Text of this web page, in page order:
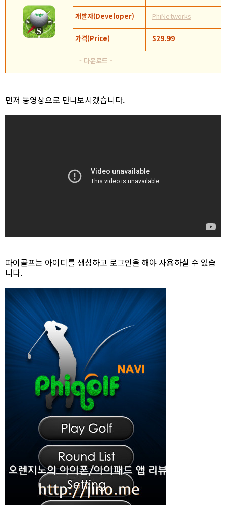
개발자(Developer) PhiNetworks
가격(Price) $29.99
- 다운로드 -
먼저 동영상으로 만나보시겠습니다.
파이골프는 아이디를 생성하고 로그인을 해야 사용하실 수 있습
니다.